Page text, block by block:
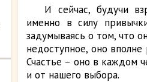
И сейчас, будучи
именно в силу
задумываясь о том, что
недоступное, оно
Счастье – оно в каждом
и от нашего выбора.